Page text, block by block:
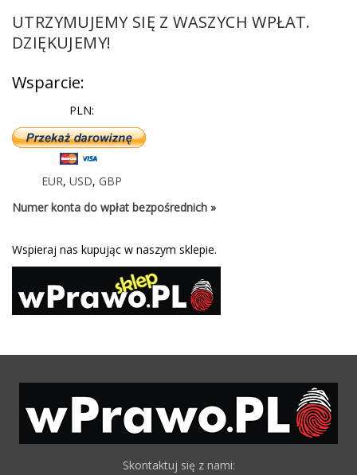
UTRZYMUJEMY SIĘ Z WASZYCH WPŁAT.
DZIĘKUJEMY!
Wsparcie:
PLN:
EUR, USD, GBP
Numer konta do wpłat bezpośrednich »
Wspieraj nas kupując w naszym sklepie.
Skontaktuj się z nami: